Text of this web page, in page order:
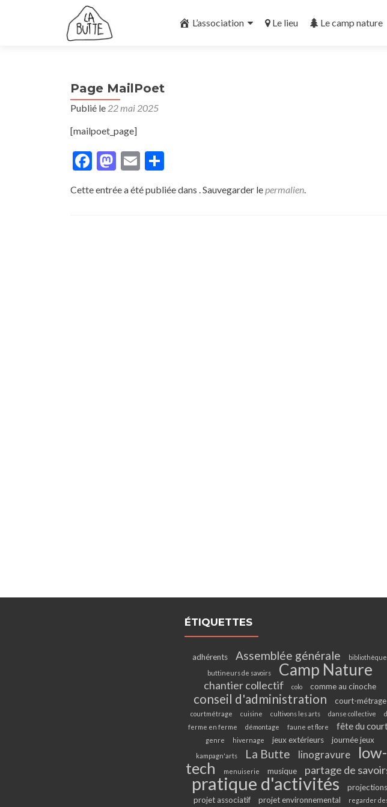
au L’association Le lieu Le camp nature
Page MailPoet
Publié le 22 mai 2025
[mailpoet_page]
Facebook
Mastodon
Email
Cette entrée a été publiée dans . Sauvegarder lepermalien.
ÉTIQUETTES
adhérents Assemblée générale
bibliothèque
buttineurs de savoirs
Camp Nature
chantier collectif colo comme au cinoche
conseil d'administration court-métrage
courtmétrage cuisine cultivons les arts danse collective
ferme en ferme
démontage faune et flore fête du
genre hivernage jeux extérieurs journée jeux
kampagn'arts La Butte linogravure
low-
tech
menuiserie musique partage de
pratique d'activités
projections
projet associatif
projet environnemental regarder